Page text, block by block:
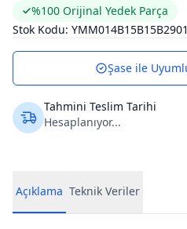
%100 Orijinal Yedek Parça
Stok Kodu:
Şase ile
Tahmini Teslim Tarihi
Hesaplanıyor...
Açıklama Teknik Veriler